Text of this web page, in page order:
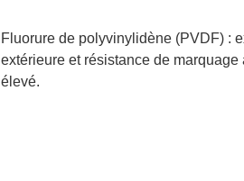
Fluorure de polyvinylidène (PVDF) :
extérieure et résistance de
élevé.